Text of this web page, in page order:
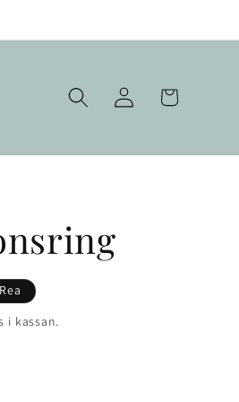
Logga
in
Varukorg
Rea
i kassan.